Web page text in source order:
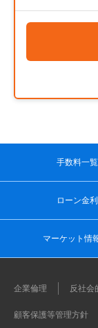
手数料一覧
ローン金利
マーケット情
企業倫理 反社会
顧客保護等管理方針